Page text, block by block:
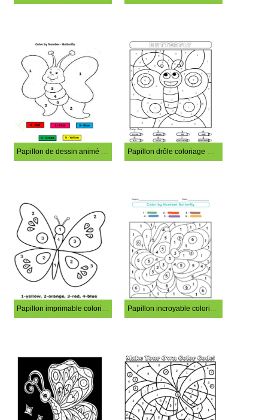
Papillon de dessin animé coloriage magique Papillon drôle coloriage magique
Papillon imprimable coloriage magique Papillon incroyable coloriage magique